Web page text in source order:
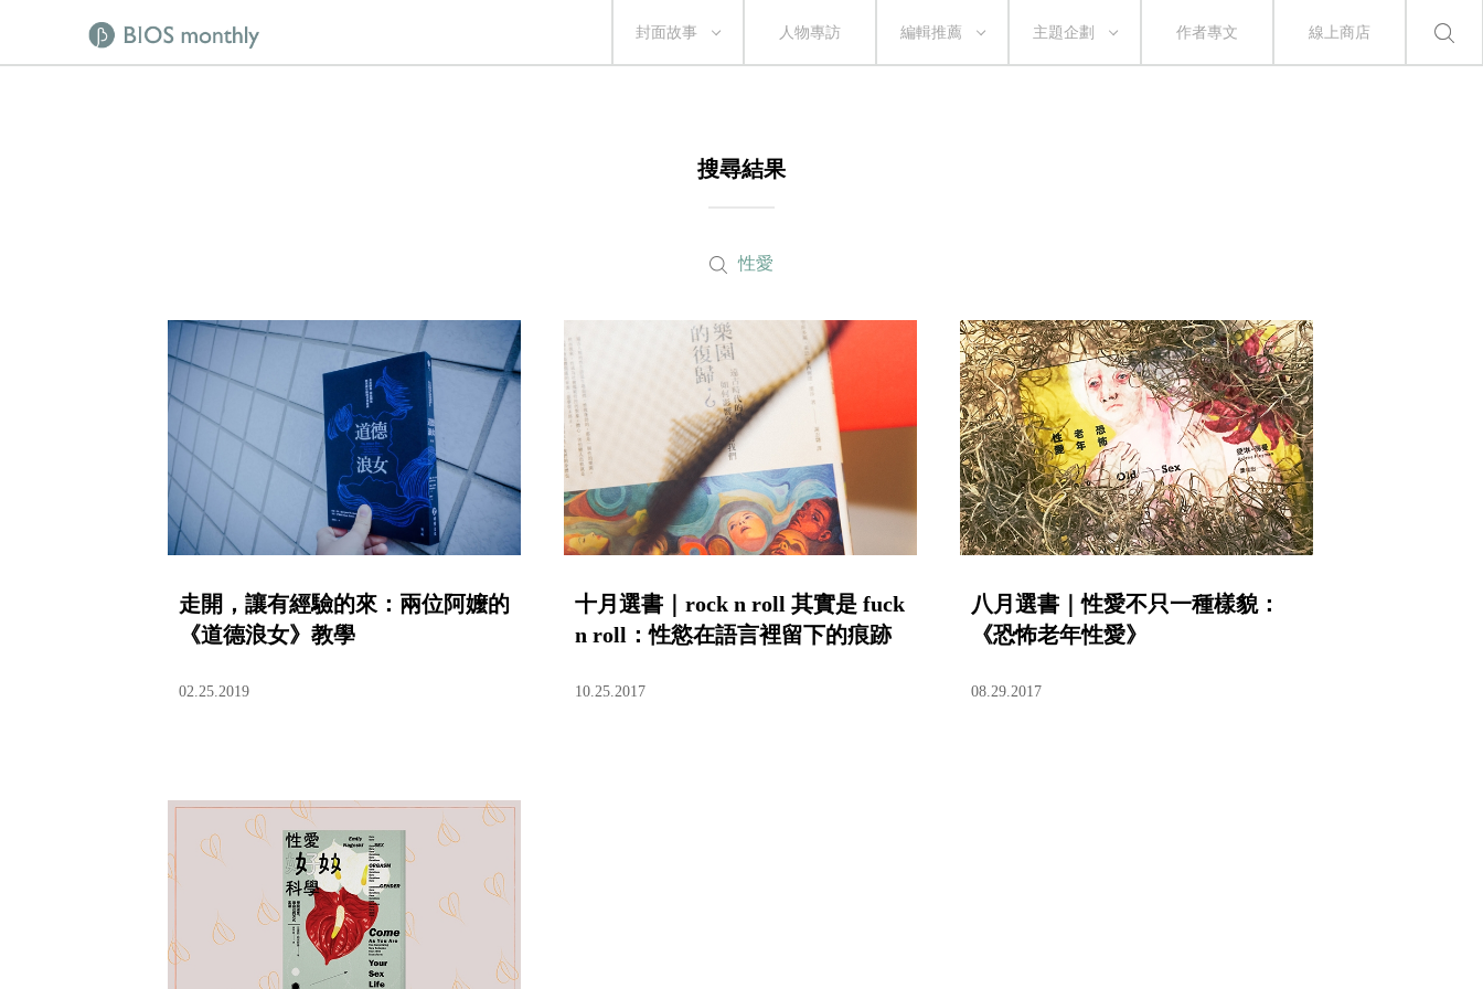
封面故事 人物專訪 編輯推薦 主題企劃 作者專文 線上商店
搜尋結果
性愛
走開，讓有經驗的來：兩位阿嬤的
《道德浪女》教學
02.25.2019
十月選書｜rock n roll 其實是 fuck
n roll：性慾在語言裡留下的痕跡
10.25.2017
八月選書｜性愛不只一種樣貌：
《恐怖老年性愛》
08.29.2017